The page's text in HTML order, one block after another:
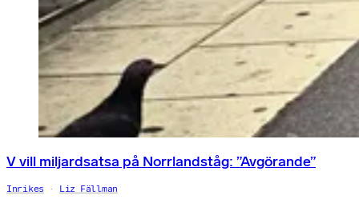
V vill miljardsatsa på Norrlandståg: ”Avgörande”
Inrikes Liz Fällman